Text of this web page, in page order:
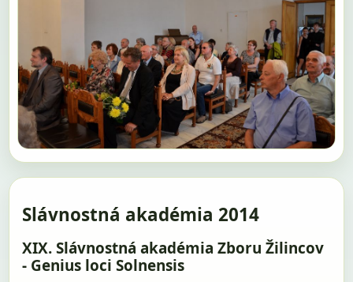
Slávnostná akadémia 2014
XIX. Slávnostná akadémia Zboru Žilincov
- Genius loci Solnensis